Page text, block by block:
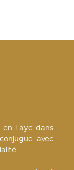
en-Laye dans
avec